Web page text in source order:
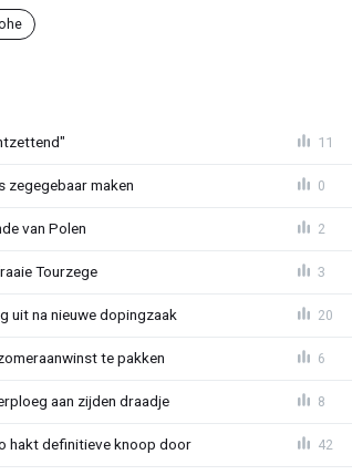
11
zegegebaar maken 0
van Polen 2
Tourzege 3
uit na nieuwe dopingzaak 20
te pakken 6
aan zijden draadje 8
hakt definitieve knoop door 42